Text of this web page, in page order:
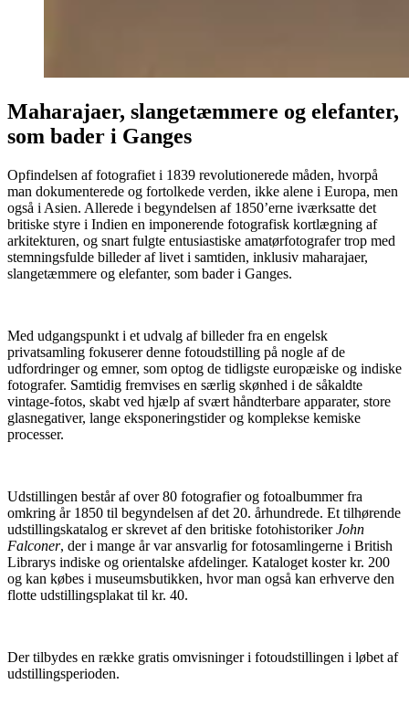
Maharajaer, slangetæmmere og elefanter,
som bader i Ganges
Opfindelsen af fotografiet i 1839 revolutionerede måden, hvorpå
man dokumenterede og fortolkede verden, ikke alene i Europa, men
også i Asien. Allerede i begyndelsen af 1850’erne iværksatte det
britiske styre i Indien en imponerende fotografisk kortlægning af
arkitekturen, og snart fulgte entusiastiske amatørfotografer trop med
stemningsfulde billeder af livet i samtiden, inklusiv maharajaer,
slangetæmmere og elefanter, som bader i Ganges.
Med udgangspunkt i et udvalg af billeder fra en engelsk
privatsamling fokuserer denne fotoudstilling på nogle af de
udfordringer og emner, som optog de tidligste europæiske og indiske
fotografer. Samtidig fremvises en særlig skønhed i de såkaldte
vintage-fotos, skabt ved hjælp af svært håndterbare apparater, store
glasnegativer, lange eksponeringstider og komplekse kemiske
processer.
Udstillingen består af over 80 fotografier og fotoalbummer fra
omkring år 1850 til begyndelsen af det 20. århundrede. Et tilhørende
udstillingskatalog er skrevet af den britiske fotohistorikerJohn
Falconer, der i mange år var ansvarlig for fotosamlingerne i British
Librarys indiske og orientalske afdelinger. Kataloget koster kr. 200
og kan købes i museumsbutikken, hvor man også kan erhverve den
flotte udstillingsplakat til kr. 40.
Der tilbydes en række gratis omvisninger i fotoudstillingen i løbet af
udstillingsperioden.